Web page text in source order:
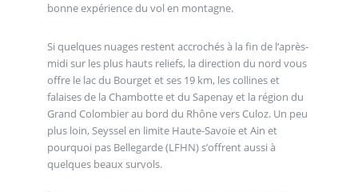
bonne expérience du vol en montagne.
Si quelques nuages restent accrochés à la fin de l’après-
midi sur les plus hauts reliefs, la direction du nord vous
offre le lac du Bourget et ses 19 km, les collines et
falaises de la Chambotte et du Sapenay et la région du
Grand Colombier au bord du Rhône vers Culoz. Un peu
plus loin, Seyssel en limite Haute-Savoie et Ain et
pourquoi pas Bellegarde (LFHN) s’offrent aussi à
quelques beaux survols.